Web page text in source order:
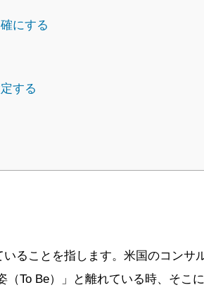
にする
する
ることを指します。米国のコンサ
To Be）」と離れている時、そこ